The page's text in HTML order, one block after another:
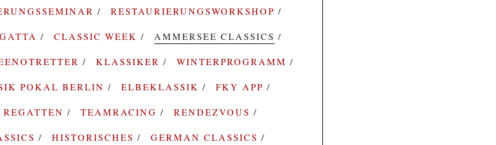
RESTAURIERUNGSWORKSHOP
CLASSIC WEEK
AMMERSEE CLASSICS
KLASSIKER
WINTERPROGRAMM
POKAL BERLIN ELBEKLASSIK
FKY APP
REGATTEN TEAMRACING
RENDEZVOUS
HISTORISCHES
GERMAN CLASSICS